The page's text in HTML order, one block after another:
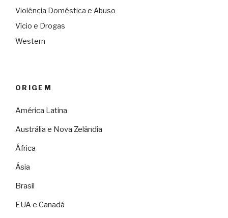
Violência Doméstica e Abuso
Vício e Drogas
Western
ORIGEM
América Latina
Austrália e Nova Zelândia
África
Ásia
Brasil
EUA e Canadá